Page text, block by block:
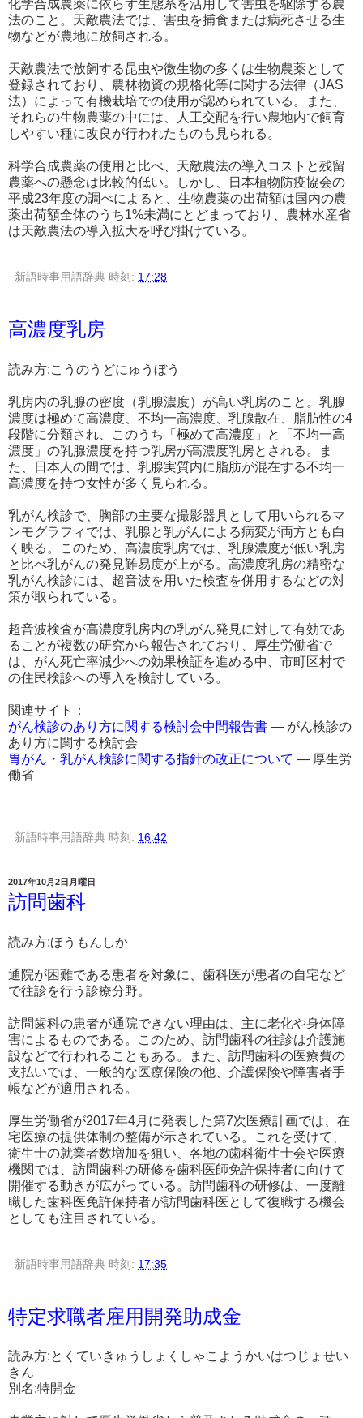
化学合成農薬に依らず生態系を活用して害虫を駆除する農
法のこと。天敵農法では、害虫を捕食または病死させる生
物などが農地に放飼される。
天敵農法で放飼する昆虫や微生物の多くは生物農薬として
登録されており、農林物資の規格化等に関する法律（JAS
法）によって有機栽培での使用が認められている。また、
それらの生物農薬の中には、人工交配を行い農地内で飼育
しやすい種に改良が行われたものも見られる。
科学合成農薬の使用と比べ、天敵農法の導入コストと残留
農薬への懸念は比較的低い。しかし、日本植物防疫協会の
平成23年度の調べによると、生物農薬の出荷額は国内の農
薬出荷額全体のうち1%未満にとどまっており、農林水産省
は天敵農法の導入拡大を呼び掛けている。
新語時事用語辞典 時刻: 17:28
高濃度乳房
読み方:こうのうどにゅうぼう
乳房内の乳腺の密度（乳腺濃度）が高い乳房のこと。乳腺
濃度は極めて高濃度、不均一高濃度、乳腺散在、脂肪性の4
段階に分類され、このうち「極めて高濃度」と「不均一高
濃度」の乳腺濃度を持つ乳房が高濃度乳房とされる。ま
た、日本人の間では、乳腺実質内に脂肪が混在する不均一
高濃度を持つ女性が多く見られる。
乳がん検診で、胸部の主要な撮影器具として用いられるマ
ンモグラフィでは、乳腺と乳がんによる病変が両方とも白
く映る。このため、高濃度乳房では、乳腺濃度が低い乳房
と比べ乳がんの発見難易度が上がる。高濃度乳房の精密な
乳がん検診には、超音波を用いた検査を併用するなどの対
策が取られている。
超音波検査が高濃度乳房内の乳がん発見に対して有効であ
ることが複数の研究から報告されており、厚生労働省で
は、がん死亡率減少への効果検証を進める中、市町区村で
の住民検診への導入を検討している。
関連サイト：
がん検診のあり方に関する検討会中間報告書 ― がん検診の
あり方に関する検討会
胃がん・乳がん検診に関する指針の改正について ― 厚生労
働省
新語時事用語辞典 時刻: 16:42
2017年10月2日月曜日
訪問歯科
読み方:ほうもんしか
通院が困難である患者を対象に、歯科医が患者の自宅など
で往診を行う診療分野。
訪問歯科の患者が通院できない理由は、主に老化や身体障
害によるものである。このため、訪問歯科の往診は介護施
設などで行われることもある。また、訪問歯科の医療費の
支払いでは、一般的な医療保険の他、介護保険や障害者手
帳などが適用される。
厚生労働省が2017年4月に発表した第7次医療計画では、在
宅医療の提供体制の整備が示されている。これを受けて、
衛生士の就業者数増加を狙い、各地の歯科衛生士会や医療
機関では、訪問歯科の研修を歯科医師免許保持者に向けて
開催する動きが広がっている。訪問歯科の研修は、一度離
職した歯科医免許保持者が訪問歯科医として復職する機会
としても注目されている。
新語時事用語辞典 時刻: 17:35
特定求職者雇用開発助成金
読み方:とくていきゅうしょくしゃこようかいはつじょせい
きん
別名:特開金